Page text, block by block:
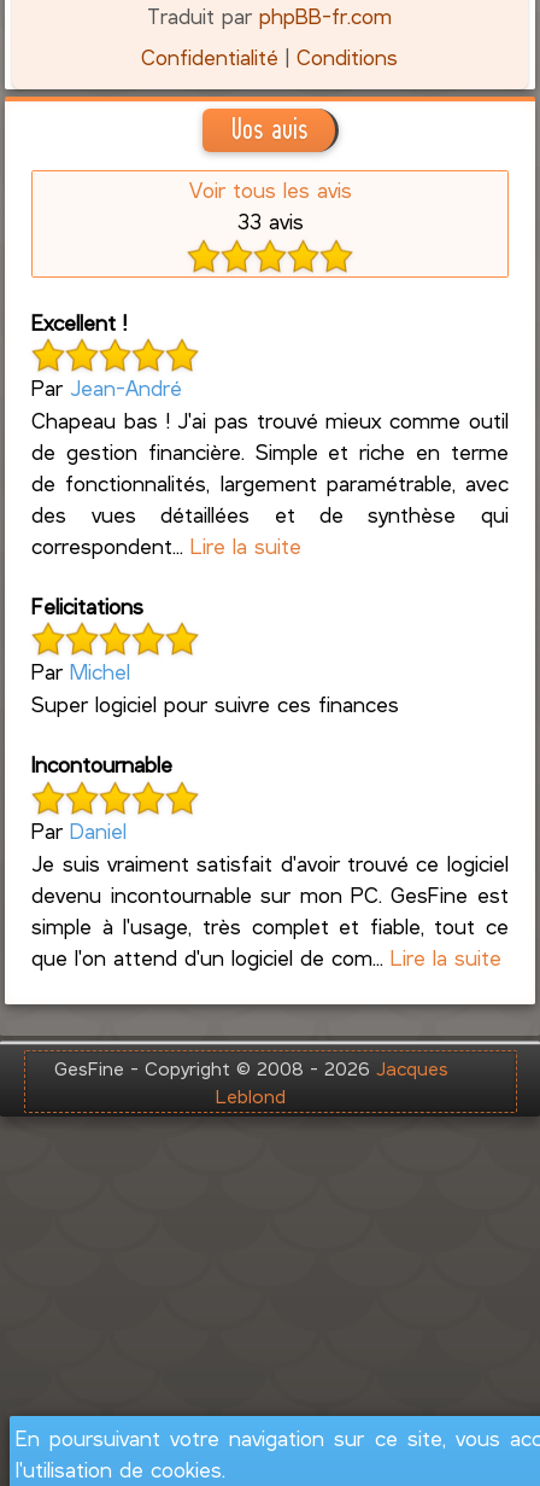
Traduit parphpBB-fr.com
Confidentialité |Conditions
Vos avis
Voir tous les avis
33 avis
Excellent !
Par Jean-André
Chapeau bas ! J'ai pas trouvé mieux comme outil
de gestion financière. Simple et riche en terme
de fonctionnalités, largement paramétrable, avec
des vues détaillées et de synthèse qui
correspondent...Lire la suite
Felicitations
ParMichel
Super logiciel pour suivre ces finances
Incontournable
ParDaniel
Je suis vraiment satisfait d'avoir trouvé ce logiciel
devenu incontournable sur mon PC. GesFine est
simple à l'usage, très complet et fiable, tout ce
que l'on attend d'un logiciel de com...Lire la suite
En poursuivant votre navigation sur ce site, vous
l'utilisation de cookies.
GesFine - Copyright © 2008 - 2026 Jacques
Leblond